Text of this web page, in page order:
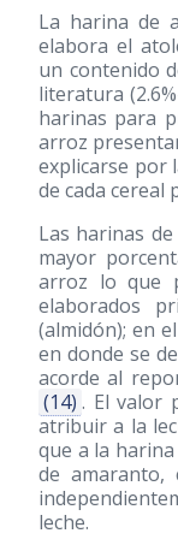
La harina de
elabora el
un contenido
literatura
harinas para
arroz
explicarse por
de cada cereal
Las harinas
mayor
arroz lo que
elaborados
(almidón); en
en donde se
acorde al
(14) . El valor
atribuir a la
que a la
de amaranto,
leche.